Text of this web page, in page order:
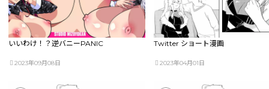
いいわけ！？逆バニーPANIC
2023年09月08日
Twitter ショート漫画
2023年04月01日